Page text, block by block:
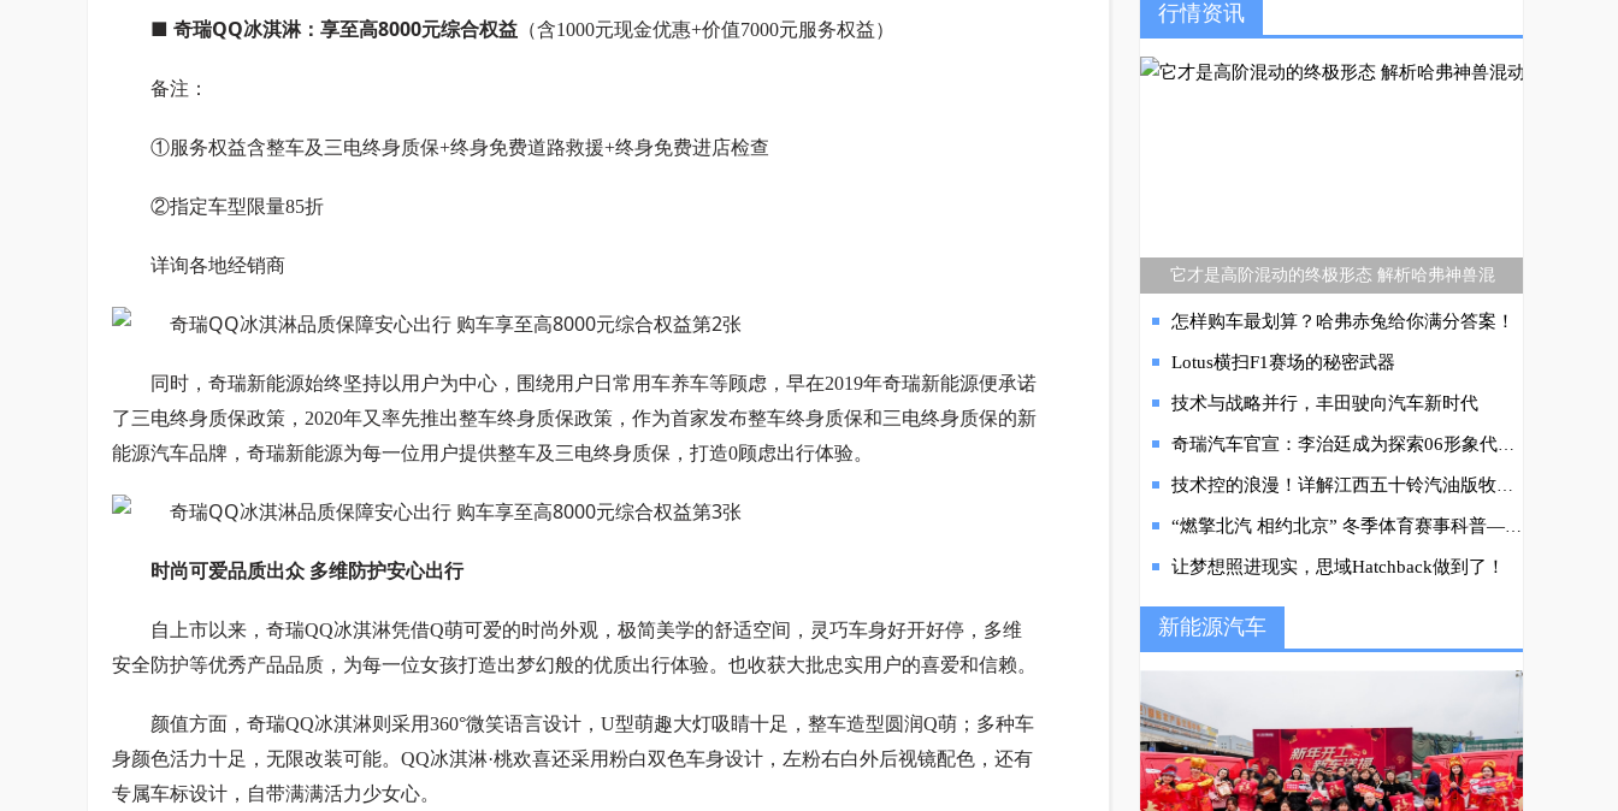
■ 奇瑞QQ冰淇淋：享至高8000元综合权益 （含1000元现金优惠+价值7000元服务权益）
备注：
①服务权益含整车及三电终身质保+终身免费道路救援+终身免费进店检查
②指定车型限量85折
详询各地经销商
同时，奇瑞新能源始终坚持以用户为中心，围绕用户日常用车养车等顾虑，早在2019年奇瑞新能源便承诺
了三电终身质保政策，2020年又率先推出整车终身质保政策，作为首家发布整车终身质保和三电终身质保的新
能源汽车品牌，奇瑞新能源为每一位用户提供整车及三电终身质保，打造0顾虑出行体验。
时尚可爱品质出众 多维防护安心出行
自上市以来，奇瑞QQ冰淇淋凭借Q萌可爱的时尚外观，极简美学的舒适空间，灵巧车身好开好停，多维
安全防护等优秀产品品质，为每一位女孩打造出梦幻般的优质出行体验。也收获大批忠实用户的喜爱和信赖。
颜值方面，奇瑞QQ冰淇淋则采用360°微笑语言设计，U型萌趣大灯吸睛十足，整车造型圆润Q萌；多种车
身颜色活力十足，无限改装可能。QQ冰淇淋·桃欢喜还采用粉白双色车身设计，左粉右白外后视镜配色，还有
专属车标设计，自带满满活力少女心。
谈一下使用感受
行情资讯
它才是高阶混动的终极形态 解析哈弗神兽混
怎样购车最划算？哈弗赤兔给你满分答案！
Lotus横扫F1赛场的秘密武器
技术与战略并行，丰田驶向汽车新时代
奇瑞汽车官宣：李治廷成为探索06形象代言人
技术控的浪漫！详解江西五十铃汽油版牧游侠
“燃擎北汽 相约北京” 冬季体育赛事科普——跳台滑雪
让梦想照进现实，思域Hatchback做到了！
新能源汽车